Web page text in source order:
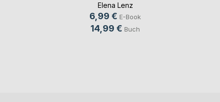
Elena Lenz
6,99 € E-Book
14,99 € Buch